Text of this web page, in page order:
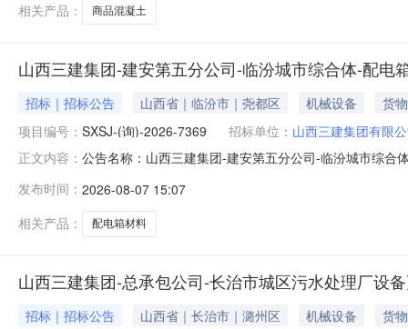
相关产品：
商品混凝土
山西三建集团-建安第五分公司-临汾城市综合体-配电
招标｜招标公告 山西省｜临汾市｜尧都区 机械设备
货物
项目编号： SXSJ-(询)-2026-7369 招标单位： 山西三建集团有限
正文内容： 公告名称：山西三建集团-建安第五分公司-临汾城市综
五分公司-临汾城市综合体-配电箱材料采购（采购编号
发布时间： 2026-08-07 15:07
相关产品：
配电箱材料
山西三建集团-总承包公司-长治市城区污水处理厂设
招标｜招标公告 山西省｜长治市｜潞州区 机械设备
货物